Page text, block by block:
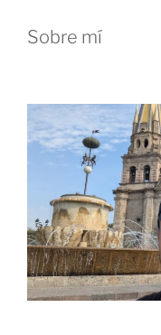
Sobre mí